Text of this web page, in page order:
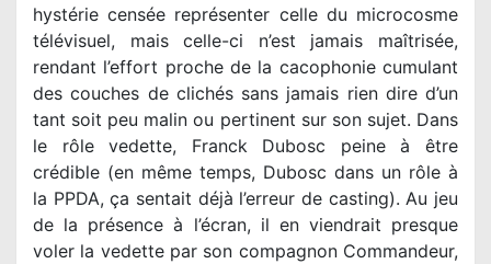
hystérie censée représenter celle du microcosme
télévisuel, mais celle-ci n’est jamais maîtrisée,
rendant l’effort proche de la cacophonie cumulant
des couches de clichés sans jamais rien dire d’un
tant soit peu malin ou pertinent sur son sujet. Dans
le rôle vedette, Franck Dubosc peine à être
crédible (en même temps, Dubosc dans un rôle à
la PPDA, ça sentait déjà l’erreur de casting). Au jeu
de la présence à l’écran, il en viendrait presque
voler la vedette par son compagnon Commandeur,